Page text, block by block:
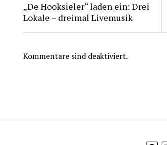
„De Hooksieler“ laden ein: Drei
Lokale – dreimal Livemusik
Kommentare sind deaktiviert.